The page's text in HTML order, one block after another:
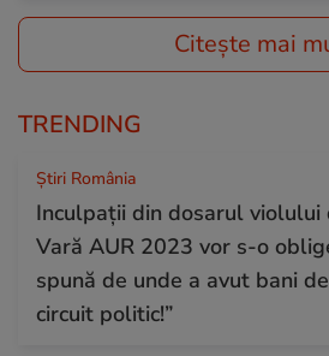
Citește mai
TRENDING
Știri România
Inculpații din dosarul violului
Vară AUR 2023 vor s-o
spună de unde a avut bani
circuit politic!”